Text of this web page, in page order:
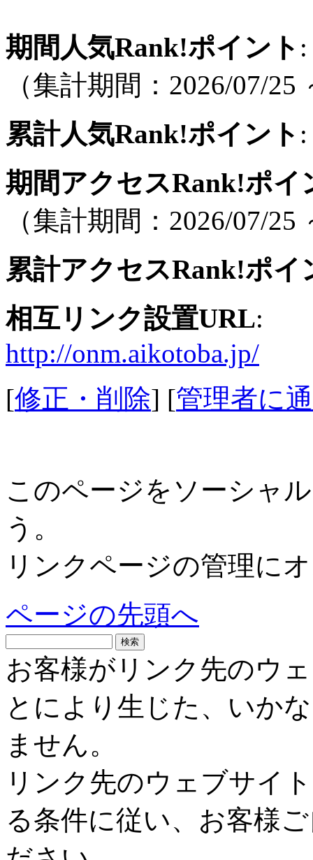
期間人気Rank!ポイント
（集計期間：2026/07/25
累計人気Rank!ポイント
期間アクセスRank!ポイ
（集計期間：2026/07/25
累計アクセスRank!ポイ
相互リンク設置URL:
http://onm.aikotoba.jp/
[修正・削除] [管理者に
このページをソーシャ
う。
リンクページの管理に
ページの先頭へ
お客様がリンク先のウ
とにより生じた、いか
ません。
リンク先のウェブサイ
る条件に従い、お客様